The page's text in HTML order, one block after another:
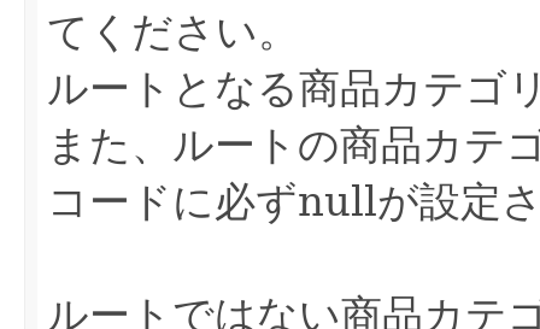
てください。
ルートとなる商品カテゴ
また、ルートの商品カテ
コードに必ずnullが設定
ルートではない商品カテ